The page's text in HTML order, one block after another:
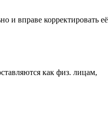
и вправе корректировать её
как физ. лицам,